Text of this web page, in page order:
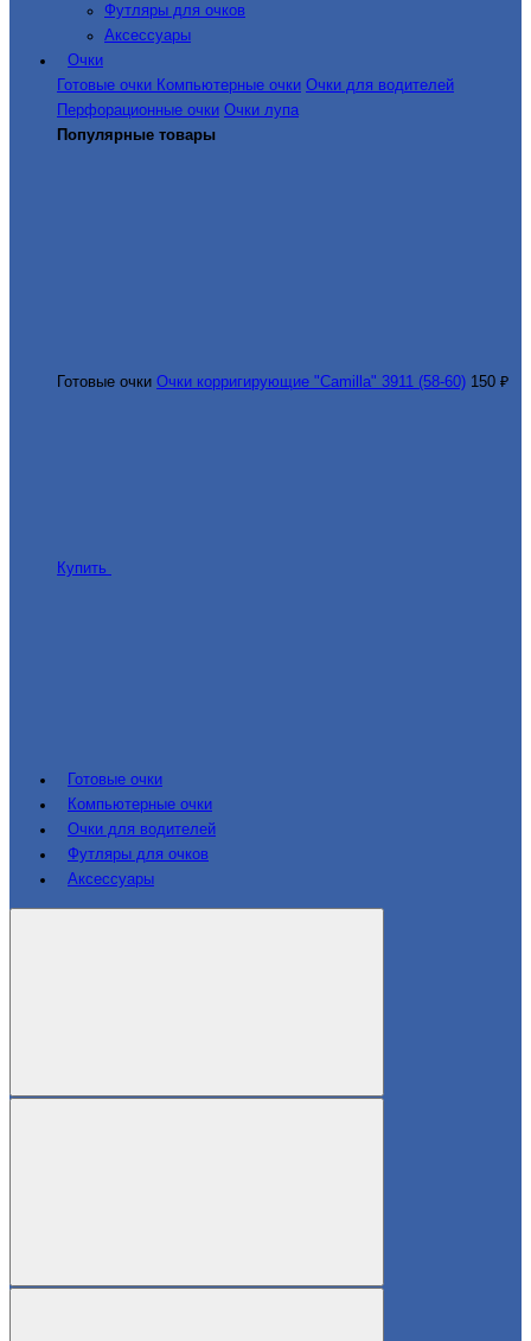
Футляры для очков
Аксессуары
Очки
Готовые очки Компьютерные очки Очки для водителей
Перфорационные очки Очки лупа
Популярные товары
Готовые очки Очки корригирующие "Camilla" 3911 (58-60) 150 ₽
Купить
Готовые очки
Компьютерные очки
Очки для водителей
Футляры для очков
Аксессуары